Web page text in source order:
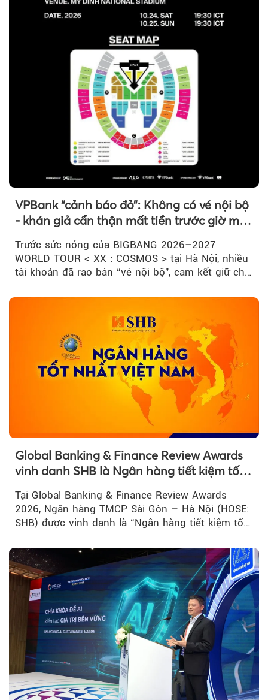
Theo
VPBank “cảnh báo đỏ”: Không có vé nội bộ
- khán giả cẩn thận mất tiền trước giờ mở
Trước sức nóng của BIGBANG 2026–2027
WORLD TOUR < XX : COSMOS > tại Hà Nội, nhiều
tài khoản đã rao bán “vé nội bộ”, cam kết giữ chỗ
Global Banking & Finance Review Awards
vinh danh SHB là Ngân hàng tiết kiệm tốt
Tại Global Banking & Finance Review Awards
2026, Ngân hàng TMCP Sài Gòn – Hà Nội (HOSE:
SHB) được vinh danh là “Ngân hàng tiết kiệm tốt